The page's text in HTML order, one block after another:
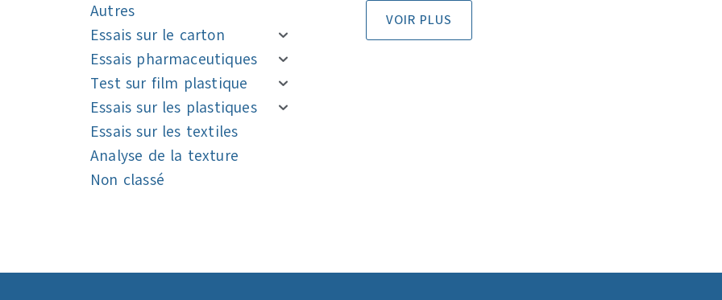
Autres
Essais sur le carton
Essais pharmaceutiques
Test sur film plastique
Essais sur les plastiques
Essais sur les textiles
Analyse de la texture
Non classé
VOIR PLUS